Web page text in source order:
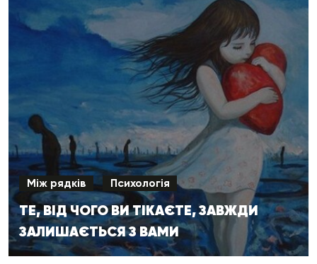
Між рядків Психологія
ТЕ, ВІД ЧОГО ВИ ТІКАЄТЕ, ЗАВЖДИ
ЗАЛИШАЄТЬСЯ З ВАМИ